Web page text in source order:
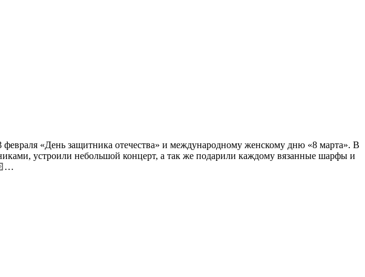
«День защитника отечества» и международному женскому дню «8 марта». В
устроили небольшой концерт, а так же подарили каждому вязанные шарфы и